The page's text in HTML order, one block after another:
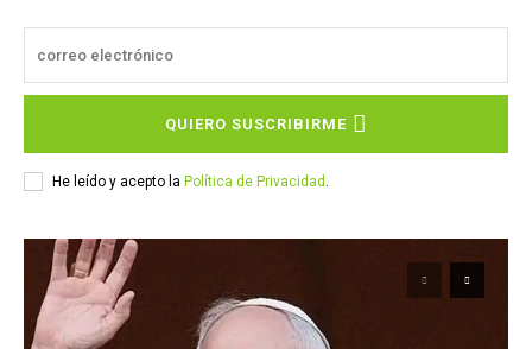
QUIERO SUSCRIBIRME
He leído y acepto la Política de Privacidad